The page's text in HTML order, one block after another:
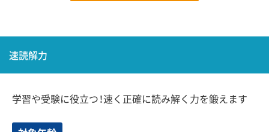
速読解力
学習や受験に役立つ！速く正確に読み解く力を鍛えます